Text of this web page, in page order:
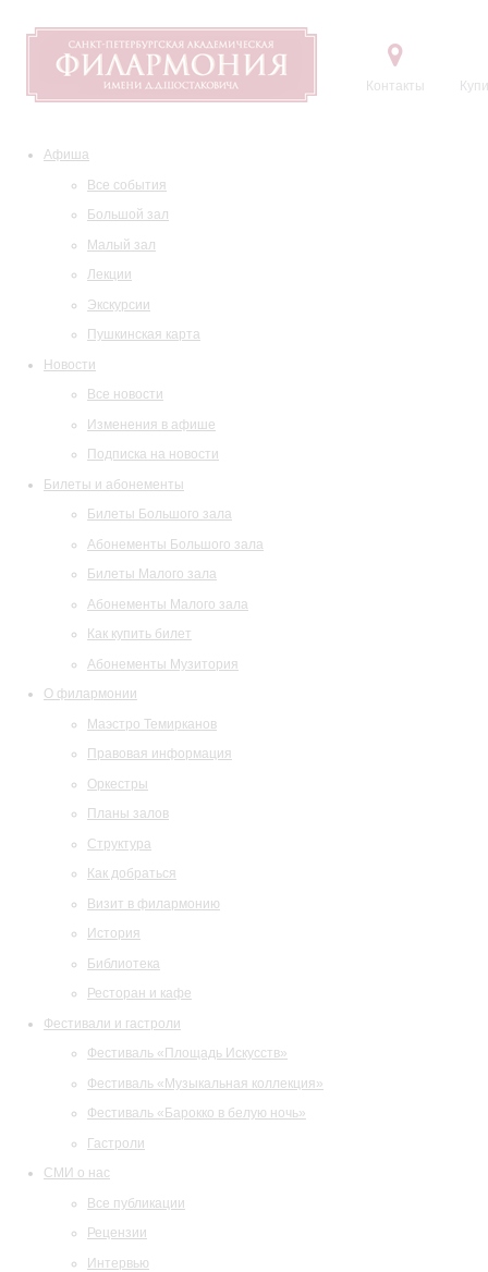
Контакты
Афиша
Все события
Большой зал
Малый зал
Лекции
Экскурсии
Пушкинская карта
Новости
Все новости
Изменения в афише
Подписка на новости
Билеты и абонементы
Билеты Большого зала
Абонементы Большого зала
Билеты Малого зала
Абонементы Малого зала
Как купить билет
Абонементы Музитория
О филармонии
Маэстро Темирканов
Правовая информация
Оркестры
Планы залов
Структура
Как добраться
Визит в филармонию
История
Библиотека
Ресторан и кафе
Фестивали и гастроли
Фестиваль «Площадь Искусств»
Фестиваль «Музыкальная коллекция»
Фестиваль «Барокко в белую ночь»
Гастроли
СМИ о нас
Все публикации
Рецензии
Интервью